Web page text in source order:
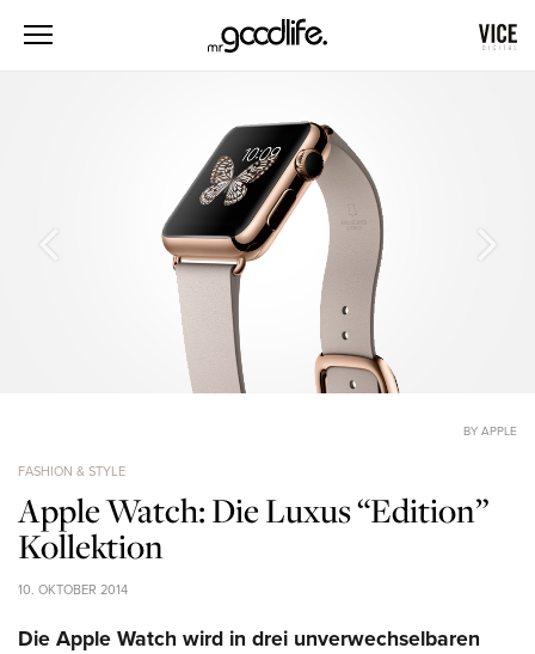
BY APPLE
FASHION & STYLE
Apple Watch: Die Luxus “Edition”
Kollektion
10. OKTOBER 2014
Die Apple Watch wird in drei unverwechselbaren